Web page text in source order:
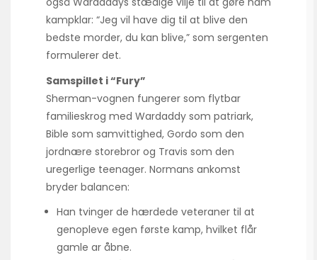
kampklar: “Jeg vil have dig til at blive den
bedste morder, du kan blive,” som sergenten
formulerer det.
Samspillet i “Fury”
Sherman-vognen fungerer som flytbar
familieskrog med Wardaddy som patriark,
Bible som samvittighed, Gordo som den
jordnære storebror og Travis som den
uregerlige teenager. Normans ankomst
bryder balancen:
Han tvinger de hærdede veteraner til at
genopleve egen første kamp, hvilket flår
gamle ar åbne.